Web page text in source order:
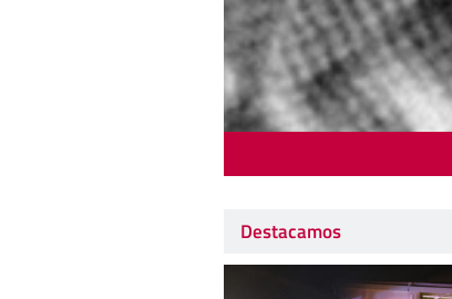
Destacamos